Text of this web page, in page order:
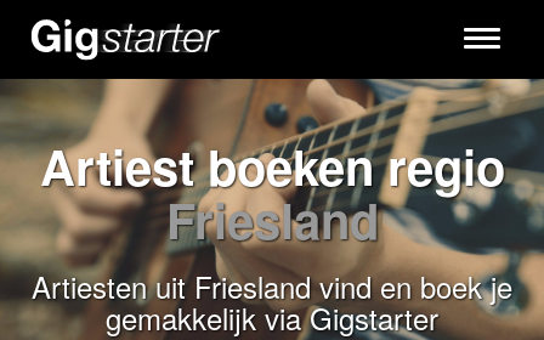
Toggle
Artiest boeken regio
Friesland
Artiesten uit Friesland vind en boek je
gemakkelijk via Gigstarter